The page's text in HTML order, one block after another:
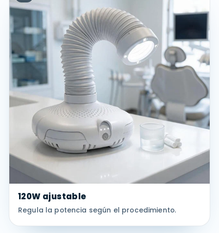
120W ajustable
Regula la potencia según el procedimiento.